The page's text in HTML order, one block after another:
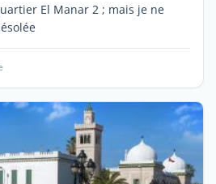
El Manar 2 ; mais je ne